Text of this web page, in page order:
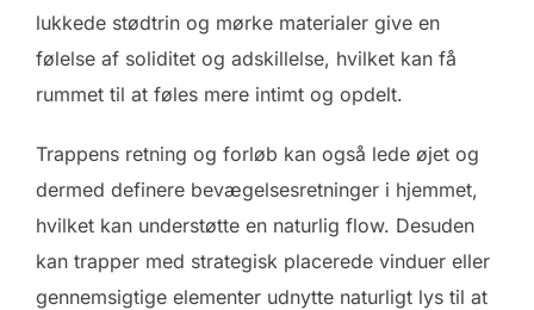
lukkede stødtrin og mørke materialer give en
følelse af soliditet og adskillelse, hvilket kan få
rummet til at føles mere intimt og opdelt.
Trappens retning og forløb kan også lede øjet og
dermed definere bevægelsesretninger i hjemmet,
hvilket kan understøtte en naturlig flow. Desuden
kan trapper med strategisk placerede vinduer eller
gennemsigtige elementer udnytte naturligt lys til at